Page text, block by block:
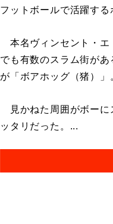
フットボールで活躍する
本名ヴィンセント・エ
でも有数のスラム街が
が「ボアホッグ（猪）」
見かねた周囲がボーに
ッタリだった。...